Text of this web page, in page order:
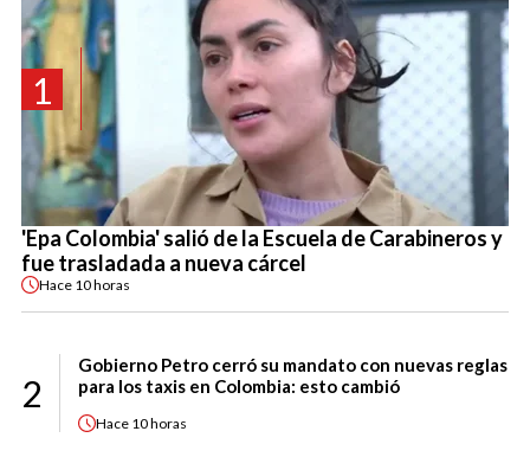
1
'Epa Colombia' salió de la Escuela de Carabineros y
fue trasladada a nueva cárcel
Hace 10 horas
2
Gobierno Petro cerró su mandato con nuevas reglas
para los taxis en Colombia: esto cambió
Hace 10 horas